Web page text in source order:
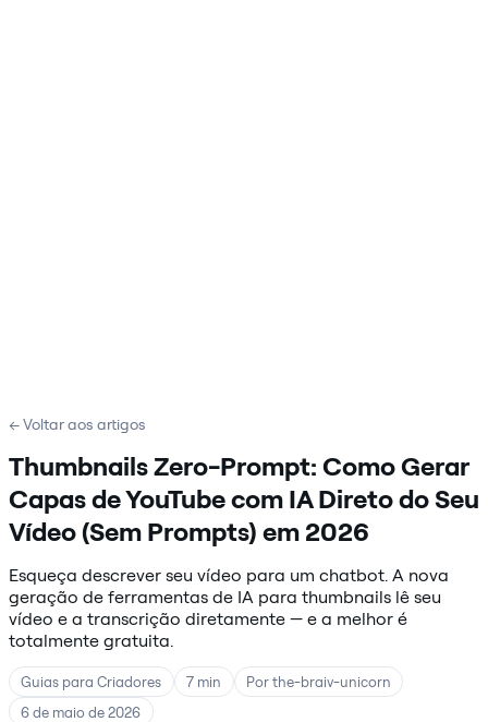
← Voltar aos artigos
Thumbnails Zero-Prompt: Como Gerar
Capas de YouTube com IA Direto do Seu
Vídeo (Sem Prompts) em 2026
Esqueça descrever seu vídeo para um chatbot. A nova
geração de ferramentas de IA para thumbnails lê seu
vídeo e a transcrição diretamente — e a melhor é
totalmente gratuita.
Guias para Criadores 7 min
Por the-braiv-unicorn
6 de maio de 2026